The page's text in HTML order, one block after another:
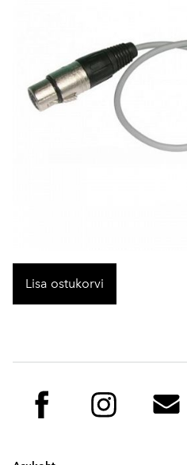
Lisa ostukorvi